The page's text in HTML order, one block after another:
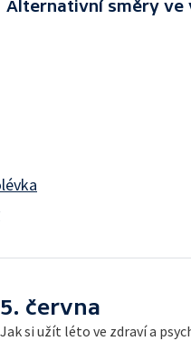
Alternativní směry ve
5. června
Jak si užít léto ve zdraví a